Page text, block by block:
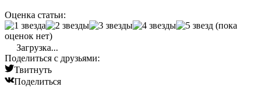
Оценка статьи:
(пока
оценок нет)
Загрузка...
Поделиться с друзьями:
Твитнуть
Поделиться